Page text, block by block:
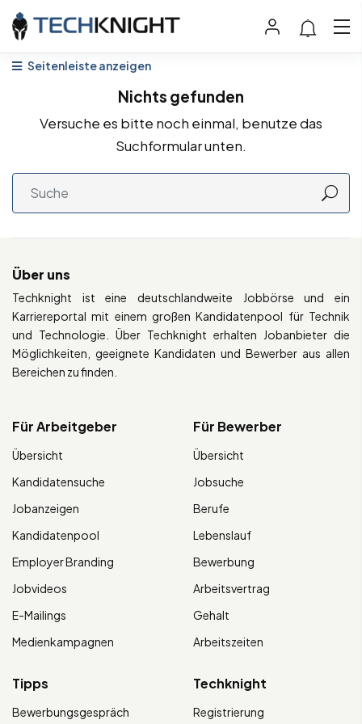
Seitenleiste anzeigen
Nichts gefunden
Versuche es bitte noch einmal, benutze das
Suchformular unten.
Über uns
Techknight ist eine deutschlandweite Jobbörse und ein
Karriereportal mit einem großen Kandidatenpool für Technik
und Technologie. Über Techknight erhalten Jobanbieter die
Möglichkeiten, geeignete Kandidaten und Bewerber aus allen
Bereichen zu finden.
Für Arbeitgeber
Übersicht
Kandidatensuche
Jobanzeigen
Kandidatenpool
Employer Branding
Jobvideos
E-Mailings
Medienkampagnen
Für Bewerber
Übersicht
Jobsuche
Berufe
Lebenslauf
Bewerbung
Arbeitsvertrag
Gehalt
Arbeitszeiten
Tipps
Bewerbungsgespräch
Techknight
Registrierung